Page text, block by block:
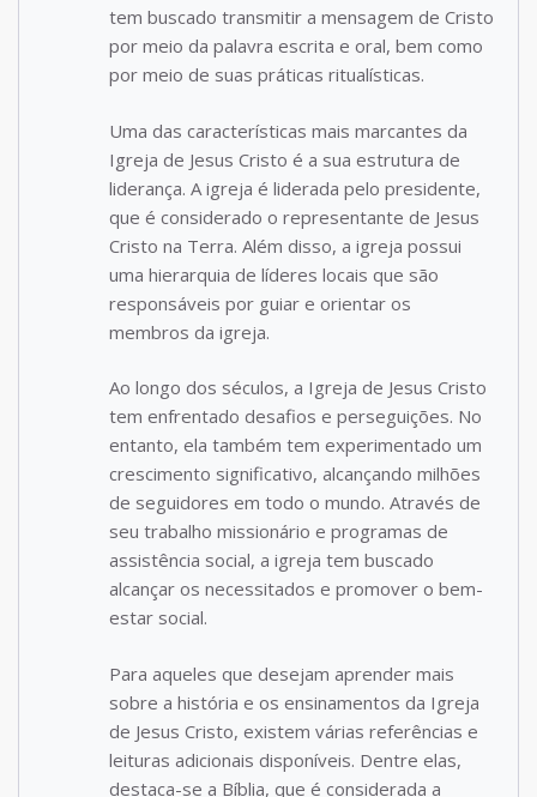
tem buscado transmitir a mensagem de Cristo
por meio da palavra escrita e oral, bem como
por meio de suas práticas ritualísticas.
Uma das características mais marcantes da
Igreja de Jesus Cristo é a sua estrutura de
liderança. A igreja é liderada pelo presidente,
que é considerado o representante de Jesus
Cristo na Terra. Além disso, a igreja possui
uma hierarquia de líderes locais que são
responsáveis por guiar e orientar os
membros da igreja.
Ao longo dos séculos, a Igreja de Jesus Cristo
tem enfrentado desafios e perseguições. No
entanto, ela também tem experimentado um
crescimento significativo, alcançando milhões
de seguidores em todo o mundo. Através de
seu trabalho missionário e programas de
assistência social, a igreja tem buscado
alcançar os necessitados e promover o bem-
estar social.
Para aqueles que desejam aprender mais
sobre a história e os ensinamentos da Igreja
de Jesus Cristo, existem várias referências e
leituras adicionais disponíveis. Dentre elas,
destaca-se a Bíblia, que é considerada a